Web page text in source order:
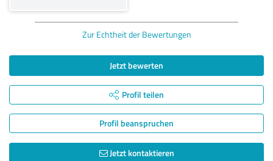
Zur Echtheit der Bewertungen
Jetzt bewerten
Profil teilen
Profil beanspruchen
Jetzt kontaktieren